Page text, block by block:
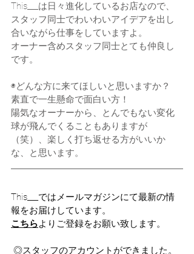
This___は日々進化しているお店なので、
スタッフ同士でわいわいアイデアを出し
合いながら仕事をしていますよ。
オーナー含めスタッフ同士とても仲良し
です。
◉どんな方に来てほしいと思いますか？
素直で一生懸命で面白い方！
陽気なオーナーから、とんでもない変化
球が飛んでくることもありますが
（笑）、楽しく打ち返せる方がいいか
な、と思います。​
This___ではメールマガジンにて最新の情
報をお届けしています。
こちらよりご登録をお願い致します。
◎スタッフのアカウントができました。